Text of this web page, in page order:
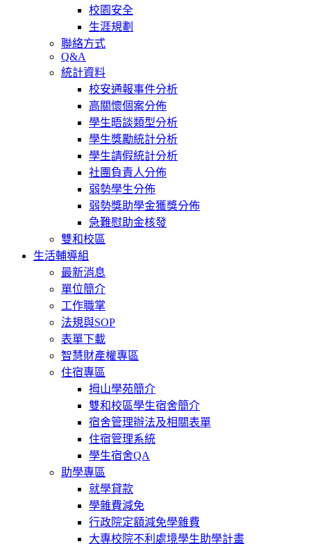
校園安全
生涯規劃
聯絡方式
Q&A
統計資料
校安通報事件分析
高關懷個案分佈
學生晤談類型分析
學生獎勵統計分析
學生請假統計分析
社團負責人分佈
弱勢學生分佈
弱勢獎助學金獲獎分佈
急難慰助金核發
雙和校區
生活輔導組
最新消息
單位簡介
工作職掌
法規與SOP
表單下載
智慧財產權專區
住宿專區
拇山學苑簡介
雙和校區學生宿舍簡介
宿舍管理辦法及相關表單
住宿管理系統
學生宿舍QA
助學專區
就學貸款
學雜費減免
行政院定額減免學雜費
大專校院不利處境學生助學計畫